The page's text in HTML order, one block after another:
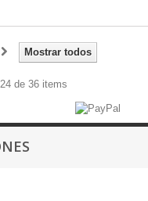
Mostrar todos
de 36 items